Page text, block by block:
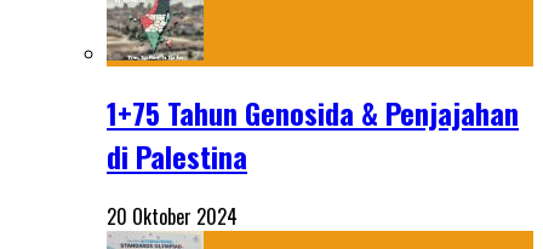
1+75 Tahun Genosida & Penjajahan
di Palestina
20 Oktober 2024